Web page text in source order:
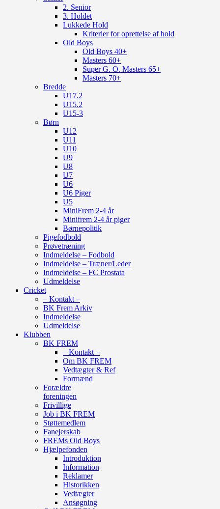
2. Senior
3. Holdet
Lukkede Hold
Kriterier for oprettelse af hold
Old Boys
Old Boys 40+
Masters 60+
Super G. O. Masters 65+
Masters 70+
Bredde
U17.2
U15.2
U15-3
Børn
U12
U11
U10
U9
U8
U7
U6
U6 Piger
U5
MiniFrem 2-4 år
Minifrem 2-4 år piger
Børnepolitik
Pigefodbold
Prøvetræning
Indmeldelse – Fodbold
Indmeldelse – Træner/Leder
Indmeldelse – FC Prostata
Udmeldelse
Cricket
– Kontakt –
BK Frem Arkiv
Indmeldelse
Udmeldelse
Klubben
BK FREM
– Kontakt –
Om BK FREM
Vedtægter & Ref
Formænd
Forældre
foreningen
Frivillige
Job i BK FREM
Støttemedlem
Fanejerskab
FREMs Old Boys
Hjælpefonden
Introduktion
Information
Reklamer
Historikken
Vedtægter
Ansøgning